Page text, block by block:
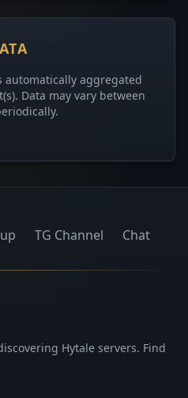
automatically aggregated
Data may vary between
TG Channel Chat
Hytale servers. Find